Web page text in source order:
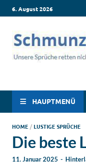
6. August 2026
Coole
für
für jede Situation:
ist hier garantiert!
HAUPTMENÜ
HOME /LUSTIGE SPRÜCHE
Die beste
11. Januar 2025 -